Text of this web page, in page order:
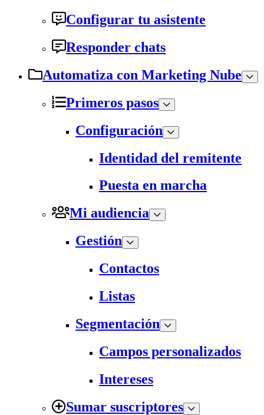
Configurar tu asistente
Responder chats
Automatiza con Marketing Nube
Primeros pasos
Configuración
Identidad del remitente
Puesta en marcha
Mi audiencia
Gestión
Contactos
Listas
Segmentación
Campos personalizados
Intereses
Sumar suscriptores